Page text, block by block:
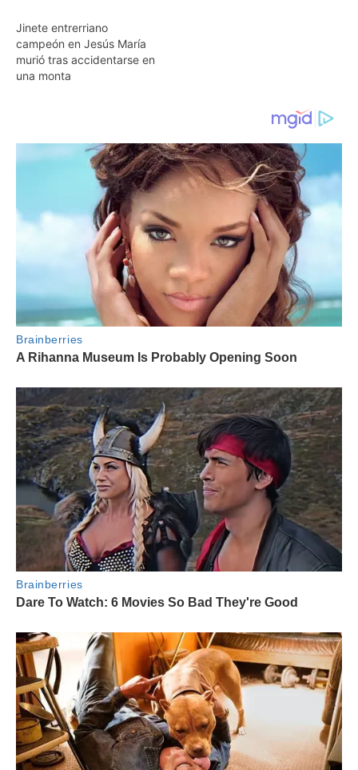
Jinete entrerriano
campeón en Jesús María
murió tras accidentarse en
una monta